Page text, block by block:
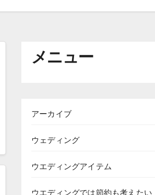
メニュー
アーカイブ
ウェディング
ウエディングアイテム
ウエディングでは節約も考えたい